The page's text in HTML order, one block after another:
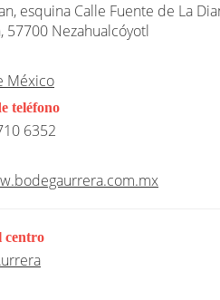
esquina Calle Fuente de La
57700 Nezahualcóyotl
México
teléfono
6352
centro